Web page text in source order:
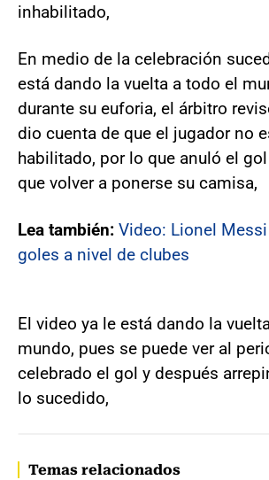
inhabilitado,
En medio de la celebración
está dando la vuelta a todo el
durante su euforia, el árbitro
dio cuenta de que el jugador no
habilitado, por lo que anuló el
que volver a ponerse su camisa,
Lea también: Video: Lionel
goles a nivel de clubes
El video ya le está dando la
mundo, pues se puede ver al
celebrado el gol y después
lo sucedido,
Temas relacionados